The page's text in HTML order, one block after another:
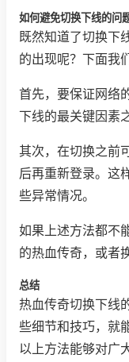
如何避免切换下线的问
既然知道了切换下
的出现呢？下面我
首先，要保证网络
下线的最关键因素
其次，在切换之前
后再重新登录。这
些异常情况。
如果上述方法都不
的热血传奇，或者
总结
热血传奇切换下线
些细节和技巧，就
以上方法能够对广